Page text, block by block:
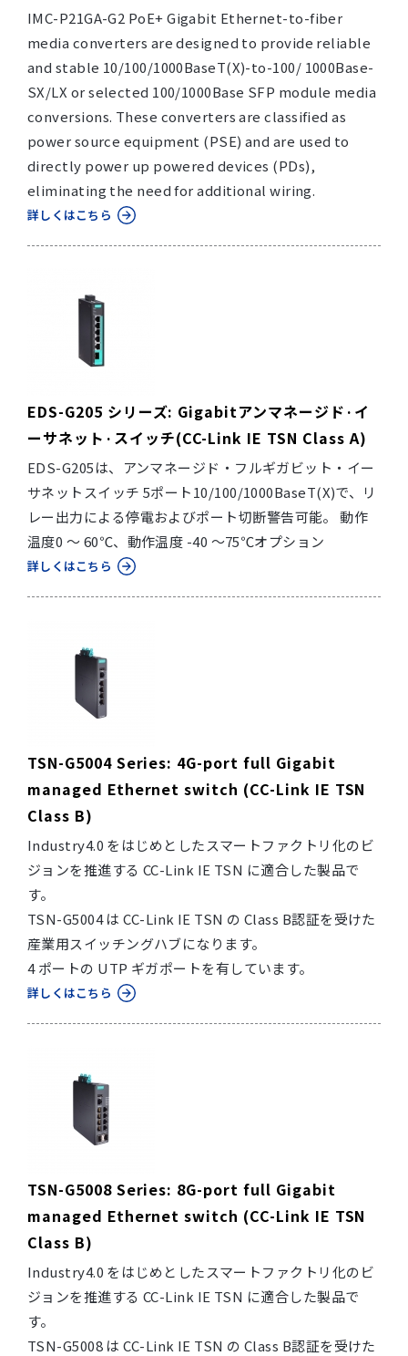
IMC-P21GA-G2 PoE+ Gigabit Ethernet-to-fiber
media converters are designed to provide reliable
and stable 10/100/1000BaseT(X)-to-100/ 1000Base-
SX/LX or selected 100/1000Base SFP module media
conversions. These converters are classified as
power source equipment (PSE) and are used to
directly power up powered devices (PDs),
eliminating the need for additional wiring.
詳しくはこちら
EDS-G205 シリーズ: Gigabitアンマネージド·イ
ーサネット·スイッチ(CC-Link IE TSN Class A)
EDS-G205は、アンマネージド・フルギガビット・イー
サネットスイッチ 5ポート10/100/1000BaseT(X)で、リ
レー出力による停電およびポート切断警告可能。 動作
温度0 ～ 60℃、動作温度 -40 ～75℃オプション
詳しくはこちら
TSN-G5004 Series: 4G-port full Gigabit
managed Ethernet switch (CC-Link IE TSN
Class B)
Industry4.0 をはじめとしたスマートファクトリ化のビ
ジョンを推進する CC-Link IE TSN に適合した製品で
す。
TSN-G5004 は CC-Link IE TSN の Class B認証を受けた
産業用スイッチングハブになります。
4 ポートの UTP ギガポートを有しています。
詳しくはこちら
TSN-G5008 Series: 8G-port full Gigabit
managed Ethernet switch (CC-Link IE TSN
Class B)
Industry4.0 をはじめとしたスマートファクトリ化のビ
ジョンを推進する CC-Link IE TSN に適合した製品で
す。
TSN-G5008 は CC-Link IE TSN の Class B認証を受けた